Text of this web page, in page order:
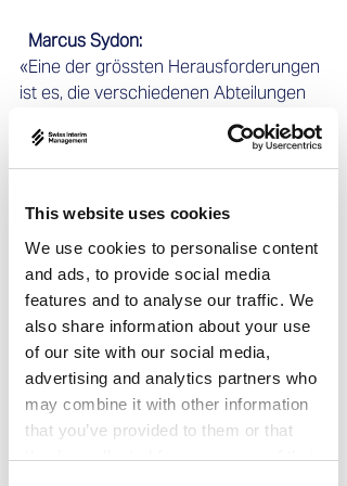
This website uses cookies
We use cookies to personalise content
and ads, to provide social media
features and to analyse our traffic. We
also share information about your use
of our site with our social media,
advertising and analytics partners who
may combine it with other information
that you’ve provided to them or that
they’ve collected from your use of their
Marcus Sydon:
«Eine der grössten Herausforderungen
ist es, die verschiedenen Abteilungen
eines Unternehmens auf eine
gemeinsame Strategie auszurichten.
Dies erfordert nicht nur ein tiefes
Anforderungen, sondern auch die
Fähigkeit, diese Anforderungen effektiv
zu kommunizieren und durchzusetzen.
Hierbei spielt die interdisziplinäre
Zusammenarbeit eine entscheidende
Rolle, ebenso wie die Fähigkeit, Risiken
nicht nur zu erkennen, sondern auch
als Chancen zu betrachten. »
Swiss Interim Management: